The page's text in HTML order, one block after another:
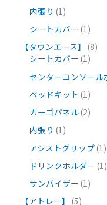
内張り 1
シートカバー 1
【タウンエース】
8
シートカバー 1
センターコンソール
ベッドキット 1
カーゴパネル 2
内張り 1
アシストグリップ 1
ドリンクホルダー 1
サンバイザー 1
【アトレー】
5